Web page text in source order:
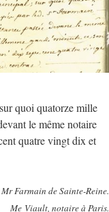
quoi quatorze mille
le même notaire
quatre vingt dix et
Farmain de Sainte-Reine.
Me Viault, notaire à Paris.